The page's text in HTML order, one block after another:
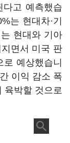
고 예측했습
는 현대차·기
현대와 기아
면서 미국 판
예상했습니
이익 감소 폭
육박할 것으로